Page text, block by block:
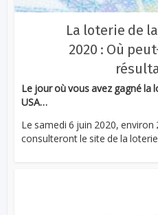
La loterie de
2020 : Où
Le jour où vous avez gagné la
USA…
Le samedi 6 juin 2020,
consulteront le site de la